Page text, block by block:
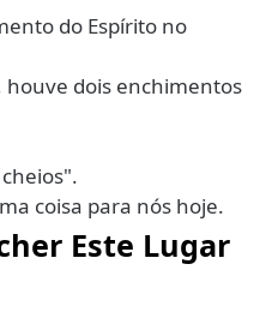
do Espírito no
houve dois enchimentos
coisa para nós hoje.
Este Lugar